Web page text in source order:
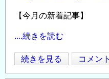
JICA
ヶ
谷
の
【今月の新着記事】
....続きを読む
今
月
続きを見る コメン